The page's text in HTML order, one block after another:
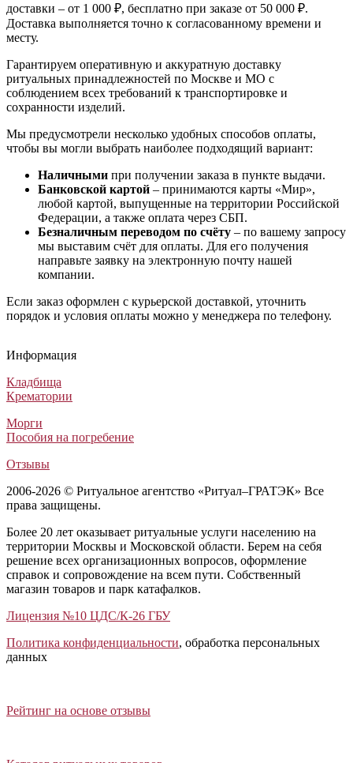
доставки – от 1 000 ₽, бесплатно при заказе от 50 000 ₽.
Доставка выполняется точно к согласованному времени и
месту.
Гарантируем оперативную и аккуратную доставку
ритуальных принадлежностей по Москве и МО с
соблюдением всех требований к транспортировке и
сохранности изделий.
Мы предусмотрели несколько удобных способов оплаты,
чтобы вы могли выбрать наиболее подходящий вариант:
Наличными при получении заказа в пункте выдачи.
Банковской картой – принимаются карты «Мир»,
любой картой, выпущенные на территории Российской
Федерации, а также оплата через СБП.
Безналичным переводом по счёту – по вашему запросу
мы выставим счёт для оплаты. Для его получения
направьте заявку на электронную почту нашей
компании.
Если заказ оформлен с курьерской доставкой, уточнить
порядок и условия оплаты можно у менеджера по телефону.
Венки из живых цветов
Венки из искусственных цветов
Венки из искусственных цветов
Венки из живых цветов
Информация
Кладбища
Крематории
Морги
Пособия на погребение
Отзывы
2006-2026 © Ритуальное агентство «Ритуал–ГРАТЭК» Все
права защищены.
Более 20 лет оказывает ритуальные услуги населению на
территории Москвы и Московской области. Берем на себя
решение всех организационных вопросов, оформление
справок и сопровождение на всем пути. Собственный
магазин товаров и парк катафалков.
Лицензия №10 ЦДС/К-26 ГБУ
Политика конфиденциальности, обработка персональных
данных
Рейтинг на основе отзывы